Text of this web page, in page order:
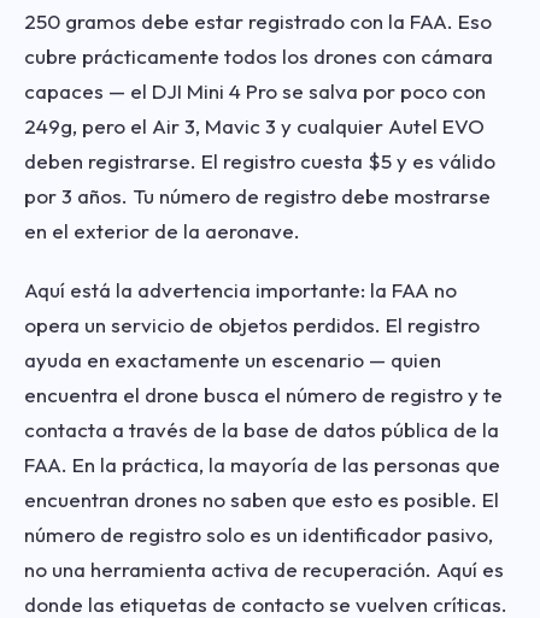
250 gramos debe estar registrado con la FAA. Eso
cubre prácticamente todos los drones con cámara
capaces — el DJI Mini 4 Pro se salva por poco con
249g, pero el Air 3, Mavic 3 y cualquier Autel EVO
deben registrarse. El registro cuesta $5 y es válido
por 3 años. Tu número de registro debe mostrarse
en el exterior de la aeronave.
Aquí está la advertencia importante: la FAA no
opera un servicio de objetos perdidos. El registro
ayuda en exactamente un escenario — quien
encuentra el drone busca el número de registro y te
contacta a través de la base de datos pública de la
FAA. En la práctica, la mayoría de las personas que
encuentran drones no saben que esto es posible. El
número de registro solo es un identificador pasivo,
no una herramienta activa de recuperación. Aquí es
donde las etiquetas de contacto se vuelven críticas.